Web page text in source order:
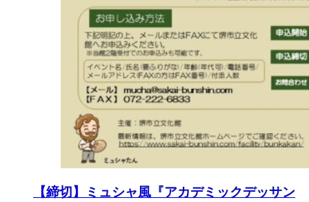
【締切】ミュシャ風『アカデミックデッサン